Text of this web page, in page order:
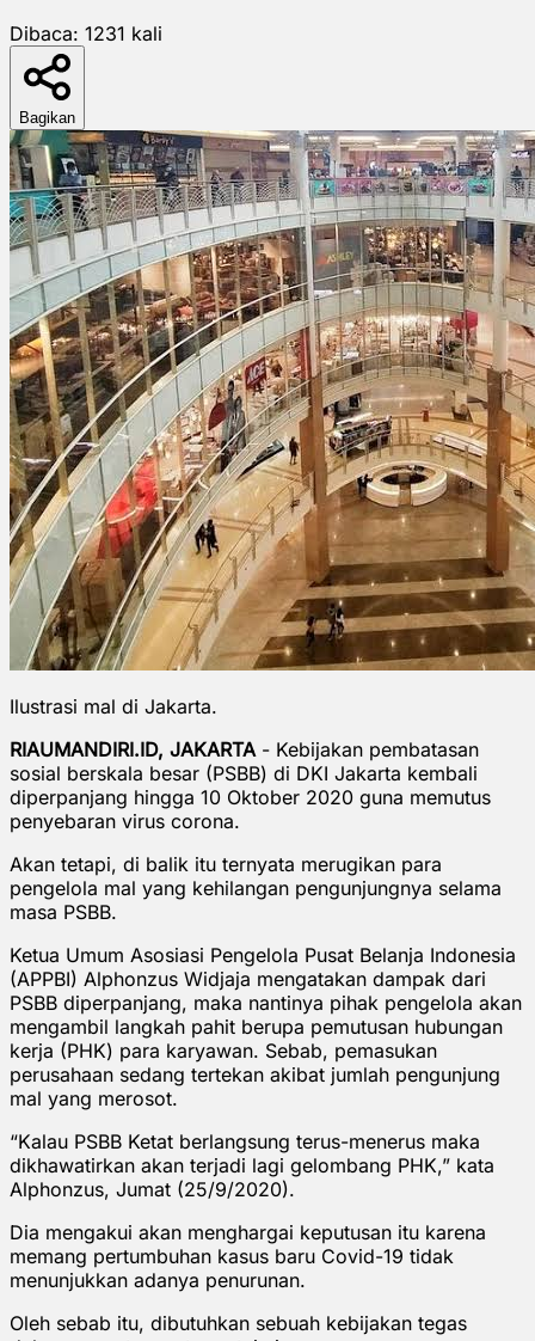
Dibaca: 1231 kali
Bagikan
Ilustrasi mal di Jakarta.
RIAUMANDIRI.ID, JAKARTA - Kebijakan pembatasan
sosial berskala besar (PSBB) di DKI Jakarta kembali
diperpanjang hingga 10 Oktober 2020 guna memutus
penyebaran virus corona.
Akan tetapi, di balik itu ternyata merugikan para
pengelola mal yang kehilangan pengunjungnya selama
masa PSBB.
Ketua Umum Asosiasi Pengelola Pusat Belanja Indonesia
(APPBI) Alphonzus Widjaja mengatakan dampak dari
PSBB diperpanjang, maka nantinya pihak pengelola akan
mengambil langkah pahit berupa pemutusan hubungan
kerja (PHK) para karyawan. Sebab, pemasukan
perusahaan sedang tertekan akibat jumlah pengunjung
mal yang merosot.
“Kalau PSBB Ketat berlangsung terus-menerus maka
dikhawatirkan akan terjadi lagi gelombang PHK,” kata
Alphonzus, Jumat (25/9/2020).
Dia mengakui akan menghargai keputusan itu karena
memang pertumbuhan kasus baru Covid-19 tidak
menunjukkan adanya penurunan.
Oleh sebab itu, dibutuhkan sebuah kebijakan tegas